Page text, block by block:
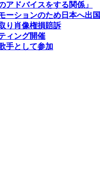
ドバイスをする関係」
ーションのため日本へ出国
り肖像権損賠訴
ィング開催
手として参加